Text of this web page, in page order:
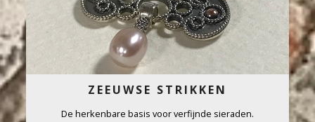
ZEEUWSE STRIKKEN
De herkenbare basis voor verfijnde sieraden.